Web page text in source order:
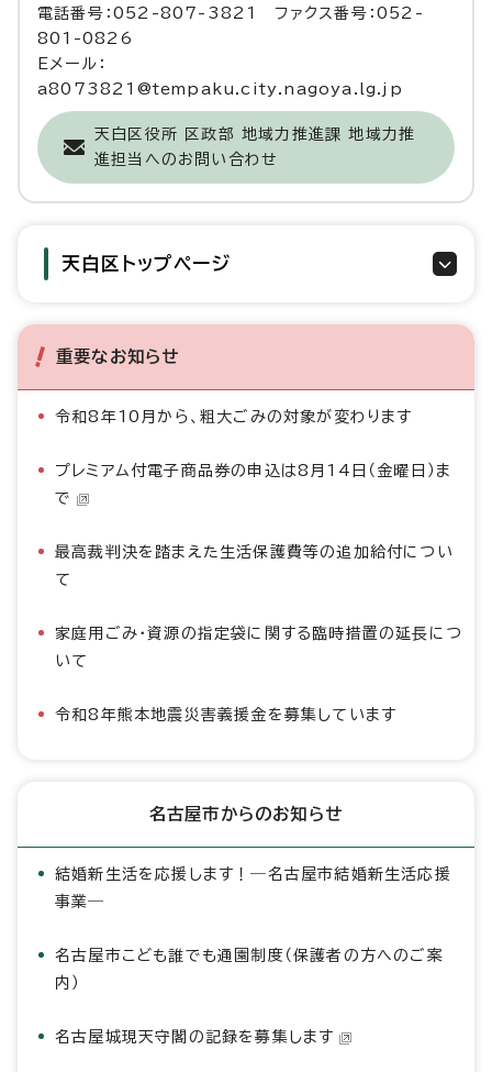
電話番号：052-807-3821 ファクス番号：052-
801-0826
Eメール：
a8073821@tempaku.city.nagoya.lg.jp
天白区役所 区政部 地域力推進課 地域力推
進担当へのお問い合わせ
天白区トップページ
重要なお知らせ
令和8年10月から、粗大ごみの対象が変わります
プレミアム付電子商品券の申込は8月14日（金曜日）ま
で
最高裁判決を踏まえた生活保護費等の追加給付につい
て
家庭用ごみ・資源の指定袋に関する臨時措置の延長につ
いて
令和8年熊本地震災害義援金を募集しています
名古屋市からのお知らせ
結婚新生活を応援します！―名古屋市結婚新生活応援
事業―
名古屋市こども誰でも通園制度（保護者の方へのご案
内）
名古屋城現天守閣の記録を募集します